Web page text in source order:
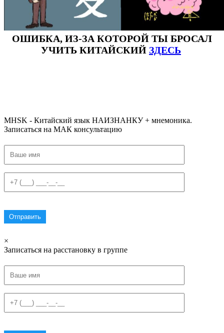
ОШИБКА, ИЗ-ЗА КОТОРОЙ ТЫ БРОСАЛ
УЧИТЬ КИТАЙСКИЙ ЗДЕСЬ
MHSK - Китайский язык НАИЗНАНКУ + мнемоника.
Записаться на МАК консультацию
×
Записаться на расстановку в группе